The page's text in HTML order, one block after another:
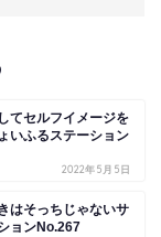
てセルフイメージを
いふるステーション
2022年5月5日
はそっちじゃないサ
ョンNo.267